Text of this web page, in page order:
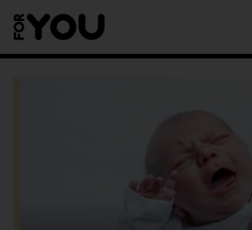
naar
artikel